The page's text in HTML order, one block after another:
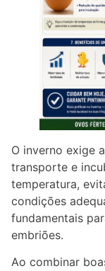
O inverno exige
transporte e
temperatura,
condições
fundamentais
embriões.
Ao combinar